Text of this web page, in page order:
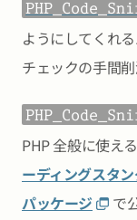
ようにしてくれ
チェックの手間削
PHP 全般に使え
ーディングスタ
パッケージ
で